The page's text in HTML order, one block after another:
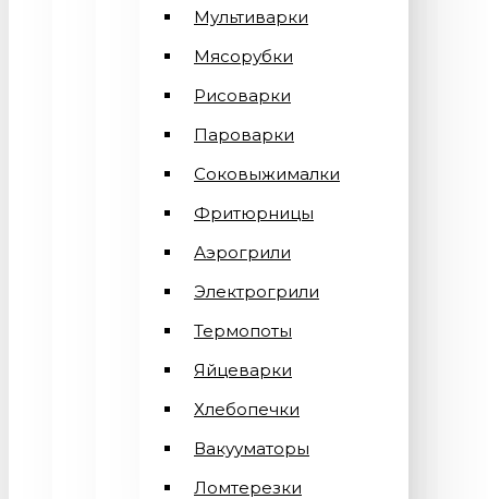
Мультиварки
Мясорубки
Рисоварки
Пароварки
Соковыжималки
Фритюрницы
Аэрогрили
Электрогрили
Термопоты
Яйцеварки
Хлебопечки
Вакууматоры
Ломтерезки